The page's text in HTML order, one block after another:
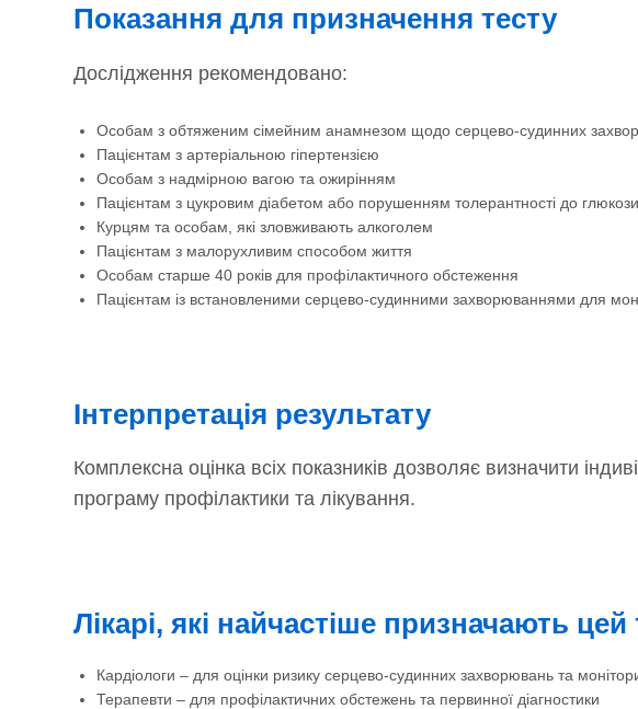
Показання для призначення тесту
Дослідження рекомендовано:
Особам з обтяженим сімейним анамнезом щодо серцево-судинних
Пацієнтам з артеріальною гіпертензією
Особам з надмірною вагою та ожирінням
Пацієнтам з цукровим діабетом або порушенням толерантності до глюкози
Курцям та особам, які зловживають алкоголем
Пацієнтам з малорухливим способом життя
Особам старше 40 років для профілактичного обстеження
Пацієнтам із встановленими серцево-судинними захворюваннями для
Інтерпретація результату
Комплексна оцінка всіх показників дозволяє визначити
програму профілактики та лікування.
Лікарі, які найчастіше призначають цей
Кардіологи – для оцінки ризику серцево-судинних захворювань та
Терапевти – для профілактичних обстежень та первинної діагностики